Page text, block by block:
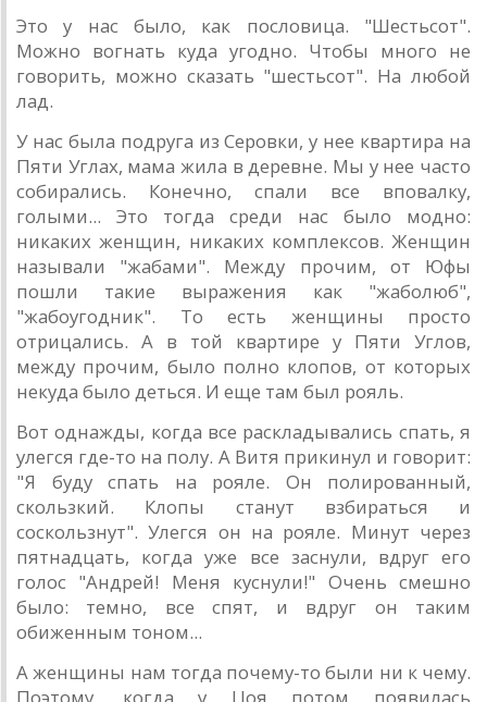
Это у нас было, как пословица. "Шестьсот".
Можно вогнать куда угодно. Чтобы много не
говорить, можно сказать "шестьсот". На любой
лад.
У нас была подруга из Серовки, у нее квартира на
Пяти Углах, мама жила в деревне. Мы у нее часто
собирались. Конечно, спали все вповалку,
голыми... Это тогда среди нас было модно:
никаких женщин, никаких комплексов. Женщин
называли "жабами". Между прочим, от Юфы
пошли такие выражения как "жаболюб",
"жабоугодник". То есть женщины просто
отрицались. А в той квартире у Пяти Углов,
между прочим, было полно клопов, от которых
некуда было деться. И еще там был рояль.
Вот однажды, когда все раскладывались спать, я
улегся где-то на полу. А Витя прикинул и говорит:
"Я буду спать на рояле. Он полированный,
скользкий. Клопы станут взбираться и
соскользнут". Улегся он на рояле. Минут через
пятнадцать, когда уже все заснули, вдруг его
голос "Андрей! Меня куснули!" Очень смешно
было: темно, все спят, и вдруг он таким
обиженным тоном...
А женщины нам тогда почему-то были ни к чему.